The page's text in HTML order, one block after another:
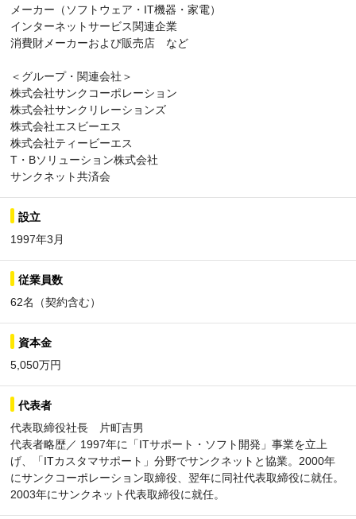
メーカー（ソフトウェア・IT機器・家電）
インターネットサービス関連企業
消費財メーカーおよび販売店 など
＜グループ・関連会社＞
株式会社サンクコーポレーション
株式会社サンクリレーションズ
株式会社エスビーエス
株式会社ティービーエス
T・Bソリューション株式会社
サンクネット共済会
設立
1997年3月
従業員数
62名（契約含む）
資本金
5,050万円
代表者
代表取締役社長 片町吉男
代表者略歴／ 1997年に「ITサポート・ソフト開発」事業を立上
げ、「ITカスタマサポート」分野でサンクネットと協業。2000年
にサンクコーポレーション取締役、翌年に同社代表取締役に就任。
2003年にサンクネット代表取締役に就任。